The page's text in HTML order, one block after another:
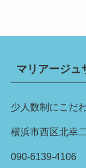
マリアージュ
少人数制にこだ
横浜市西区北幸
090-6139-4106